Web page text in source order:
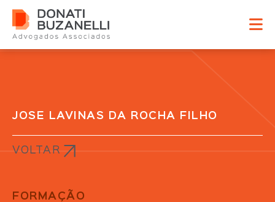
JOSÉ LAVINAS DA ROCHA FILHO
VOLTAR
FORMAÇÃO